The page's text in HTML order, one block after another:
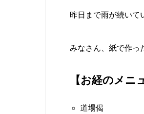
昨日まで雨が続いて
みなさん、紙で作っ
【お経のメニ
道場偈